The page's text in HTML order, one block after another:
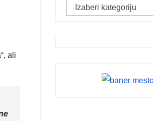
ali
Kategorije